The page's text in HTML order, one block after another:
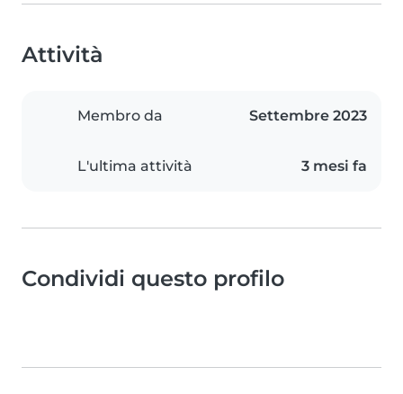
Attività
Membro da Settembre 2023
L'ultima attività 3 mesi fa
Condividi questo profilo